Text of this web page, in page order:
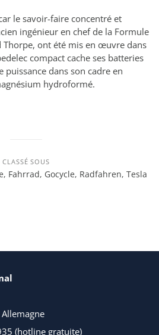
CLASSÉ SOUS
, Fahrrad, Gocycle, Radfahren, Tesla
le savoir-faire concentré et
ingénieur en chef de la Formule
Thorpe, ont été mis en œuvre dans
compact cache ses batteries
dans son cadre en
hydroformé.
(hotline gratuite)